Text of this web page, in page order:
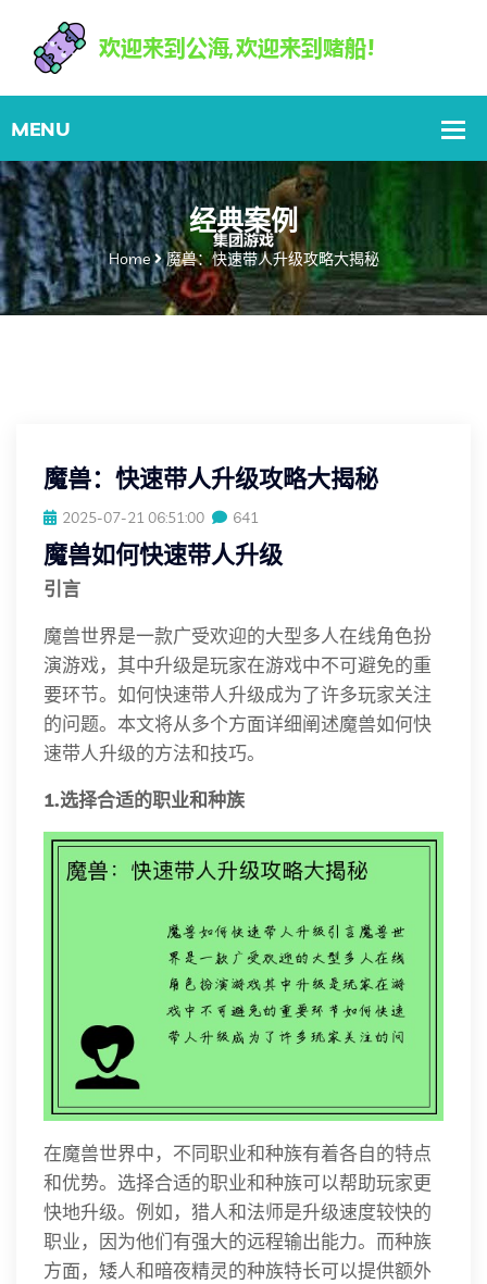
经典案例
Home 魔兽：快速带人升级攻略大揭秘
魔兽：快速带人升级攻略大揭秘
2025-07-21 06:51:00 641
魔兽如何快速带人升级
引言
魔兽世界是一款广受欢迎的大型多人在线角色扮
演游戏，其中升级是玩家在游戏中不可避免的重
要环节。如何快速带人升级成为了许多玩家关注
的问题。本文将从多个方面详细阐述魔兽如何快
速带人升级的方法和技巧。
1.选择合适的职业和种族
在魔兽世界中，不同职业和种族有着各自的特点
和优势。选择合适的职业和种族可以帮助玩家更
快地升级。例如，猎人和法师是升级速度较快的
职业，因为他们有强大的远程输出能力。而种族
方面，矮人和暗夜精灵的种族特长可以提供额外